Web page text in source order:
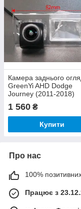
Камера заднього
GreenYi AHD Dodge
Journey (2011-2018)
1 560 ₴
Купити
Про нас
100% позитивних
Працює з